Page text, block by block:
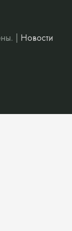
| Новости